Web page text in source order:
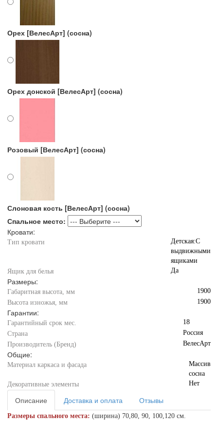
Орех [ВелесАрт] (сосна)
Орех донской [ВелесАрт] (сосна)
Розовый [ВелесАрт] (сосна)
Слоновая кость [ВелесАрт] (сосна)
Спальное место:
Кровати:
Тип кровати
Детская:С
выдвижными
ящиками
Ящик для белья
Да
Размеры:
Габаритная высота, мм
1900
Высота изножья, мм
1900
Гарантии:
Гарантийный срок мес.
18
Страна
Россия
Производитель (Бренд)
ВелесАрт
Общие:
Материал каркаса и фасада
Массив
сосна
Декоративные элементы
Нет
Описание Доставка и оплата Отзывы
Размеры спального места: (ширина) 70,80, 90, 100,120 см.